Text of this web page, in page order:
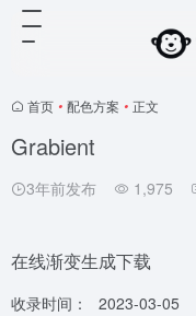
首页 • 配色方案 • 正文
Grabient
3年前发布 1,975
在线渐变生成下载
收录时间： 2023-03-05